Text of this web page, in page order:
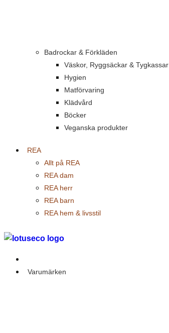
Badrockar & Förkläden
Väskor, Ryggsäckar & Tygkassar
Hygien
Matförvaring
Klädvård
Böcker
Veganska produkter
REA
Allt på REA
REA dam
REA herr
REA barn
REA hem & livsstil
Varumärken